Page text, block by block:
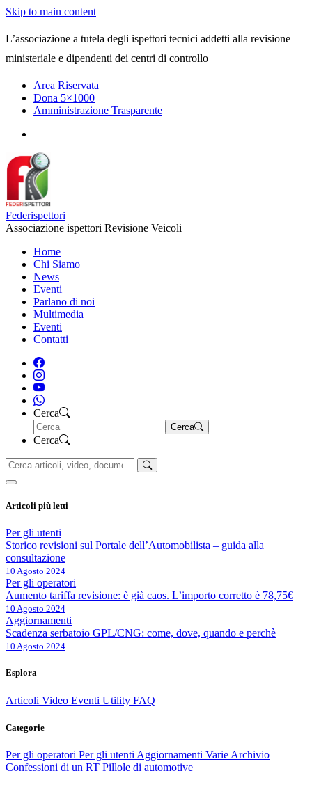
Skip to main content
L’associazione a tutela degli ispettori tecnici addetti alla revisione
ministeriale e dipendenti dei centri di controllo
Area Riservata
Dona 5×1000
Amministrazione Trasparente
Federispettori
Associazione ispettori Revisione Veicoli
Home
Chi Siamo
News
Eventi
Parlano di noi
Multimedia
Eventi
Contatti
Cerca
Cerca
Cerca
Articoli più letti
Per gli utenti
Storico revisioni sul Portale dell’Automobilista – guida alla
consultazione
10 Agosto 2024
Per gli operatori
Aumento tariffa revisione: è già caos. L’importo corretto è 78,75€
10 Agosto 2024
Aggiornamenti
Scadenza serbatoio GPL/CNG: come, dove, quando e perchè
10 Agosto 2024
Esplora
Articoli Video Eventi Utility FAQ
Categorie
Per gli operatori Per gli utenti Aggiornamenti Varie Archivio
Confessioni di un RT Pillole di automotive